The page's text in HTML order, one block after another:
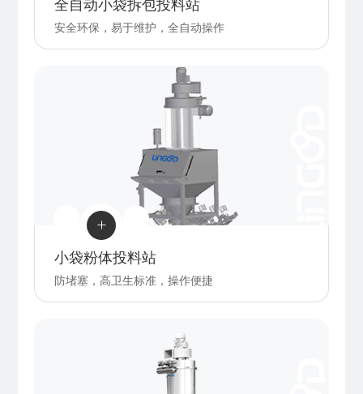
全自动小袋拆包投料站
安全环保，易于维护，全自动操作

小袋粉体投料站
防堵塞，高卫生标准，操作便捷